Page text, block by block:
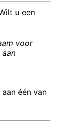
u een
voor
aan
één van